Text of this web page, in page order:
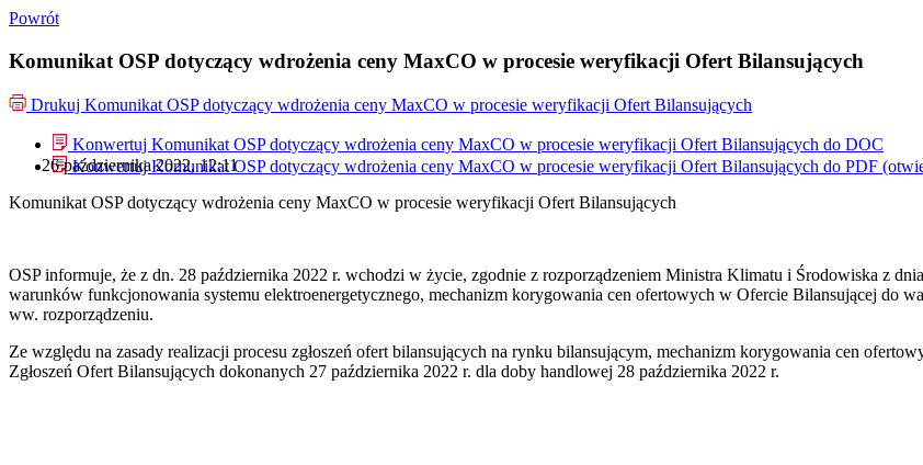
Powrót
Komunikat OSP dotyczący wdrożenia ceny MaxCO w procesie weryfikacji Ofert Bilansujących
Drukuj Komunikat OSP dotyczący wdrożenia ceny MaxCO w procesie weryfikacji Ofert Bilansujących
Konwertuj Komunikat OSP dotyczący wdrożenia ceny MaxCO w procesie weryfikacji Ofert Bilansujących do DOC
Konwertuj Komunikat OSP dotyczący wdrożenia ceny MaxCO w procesie weryfikacji Ofert Bilansujących do PDF
26 października 2022, 12:11
Komunikat OSP dotyczący wdrożenia ceny MaxCO w procesie weryfikacji Ofert Bilansujących
OSP informuje, że z dn. 28 października 2022 r. wchodzi w życie, zgodnie z rozporządzeniem Ministra Klimatu i Środowiska z
warunków funkcjonowania systemu elektroenergetycznego, mechanizm korygowania cen ofertowych w Ofercie Bilansującej do
ww. rozporządzeniu.
Ze względu na zasady realizacji procesu zgłoszeń ofert bilansujących na rynku bilansującym, mechanizm korygowania cen
Zgłoszeń Ofert Bilansujących dokonanych 27 października 2022 r. dla doby handlowej 28 października 2022 r.